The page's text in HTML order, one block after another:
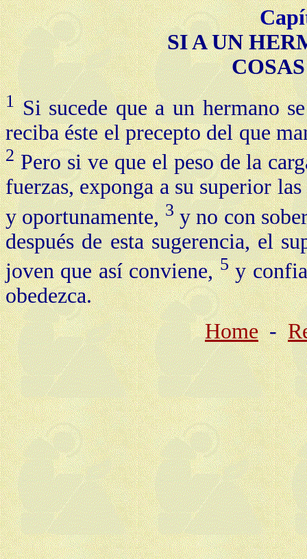
SI A UN
1Si sucede que a un hermano
reciba éste el precepto del que
2Pero si ve que el peso de la
fuerzas, exponga a su superior
y oportunamente,3y no con
después de esta sugerencia, el
joven que así conviene,5y
obedezca.
Home-